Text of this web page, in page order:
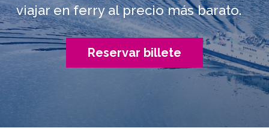
viajar en ferry al precio más barato.
Reservar billete